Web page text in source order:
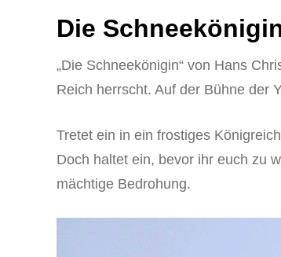
Die
„Die Schneekönigin“ von Hans
Reich herrscht. Auf der Bühne der
Tretet ein in ein frostiges
Doch haltet ein, bevor ihr euch zu
mächtige Bedrohung.